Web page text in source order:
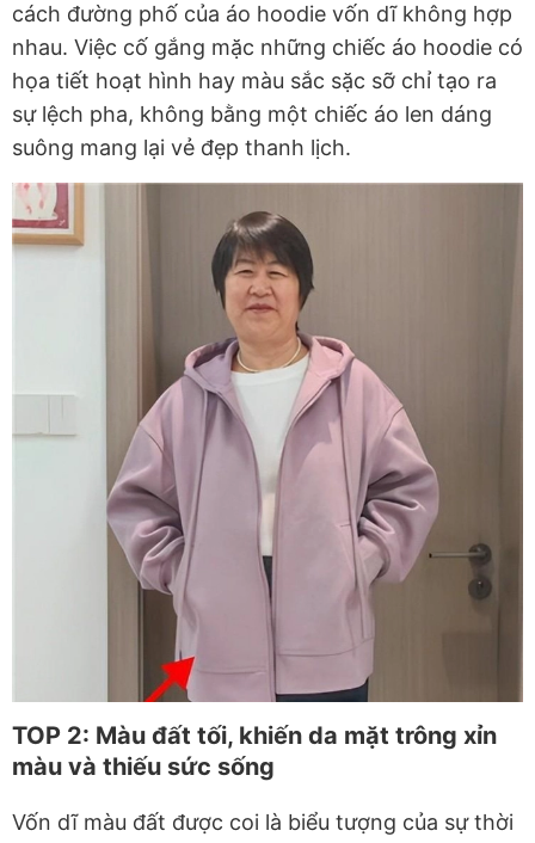
cách đường phố của áo hoodie vốn dĩ không hợp
nhau. Việc cố gắng mặc những chiếc áo hoodie có
họa tiết hoạt hình hay màu sắc sặc sỡ chỉ tạo ra
sự lệch pha, không bằng một chiếc áo len dáng
suông mang lại vẻ đẹp thanh lịch.
TOP 2: Màu đất tối, khiến da mặt trông xỉn
màu và thiếu sức sống
Vốn dĩ màu đất được coi là biểu tượng của sự thời